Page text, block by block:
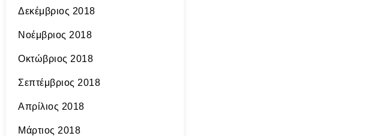
Δεκέμβριος 2018
Νοέμβριος 2018
Οκτώβριος 2018
Σεπτέμβριος 2018
Απρίλιος 2018
Μάρτιος 2018